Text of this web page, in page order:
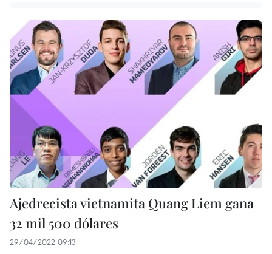
Ajedrecista vietnamita Quang Liem gana
32 mil 500 dólares
29/04/2022 09:13